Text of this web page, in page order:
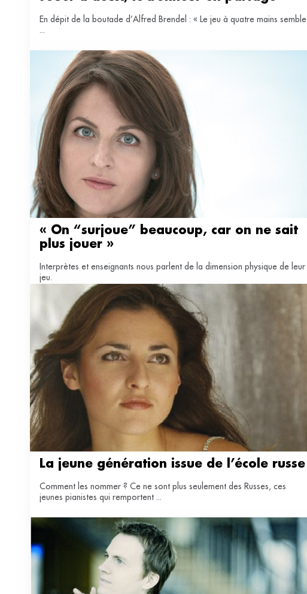
En dépit de la boutade d’Alfred Brendel : « Le jeu à quatre mains semble
...
« On “surjoue” beaucoup, car on ne sait
plus jouer »
Interprètes et enseignants nous parlent de la dimension physique de leur
jeu.
La jeune génération issue de l’école russe
Comment les nommer ? Ce ne sont plus seulement des Russes, ces
jeunes pianistes qui remportent ...